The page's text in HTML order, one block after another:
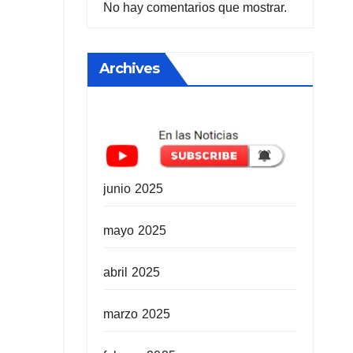
No hay comentarios que mostrar.
Archives
junio 2025
mayo 2025
abril 2025
marzo 2025